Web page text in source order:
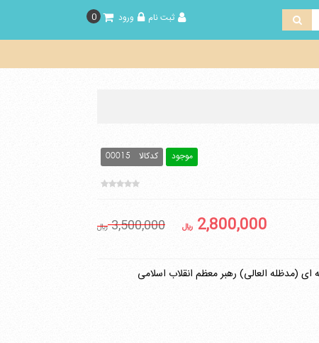
0 ورود ثبت نام
موجود کدکالا 00015
2,800,000 ريال 3,500,000 ريال